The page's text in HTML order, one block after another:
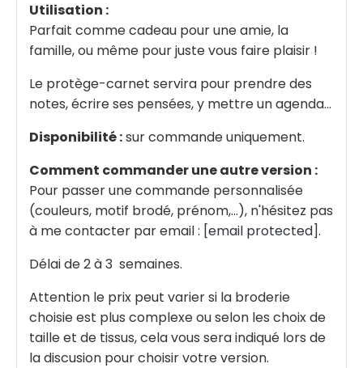
Utilisation :
Parfait comme cadeau pour une amie, la
famille, ou même pour juste vous faire plaisir !
Le protège-carnet servira pour prendre des
notes, écrire ses pensées, y mettre un agenda...
Disponibilité :sur commande uniquement.
Comment commander une autre version :
Pour passer une commande personnalisée
(couleurs, motif brodé, prénom,...), n'hésitez pas
à me contacter par email : [email protected].
Délai de 2 à 3 semaines.
Attention le prix peut varier si la broderie
choisie est plus complexe ou selon les choix de
taille et de tissus, cela vous sera indiqué lors de
la discusion pour choisir votre version.